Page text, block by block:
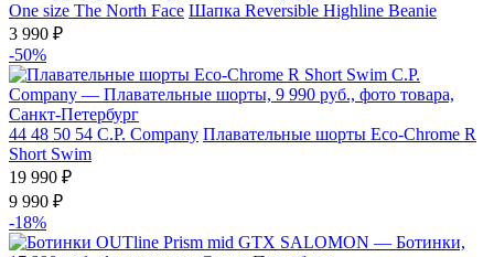
One size The North Face Шапка Reversible Highline Beanie
3 990 ₽
-50%
44 48 50 54 C.P. Company Плавательные шорты Eco-Chrome R
Short Swim
19 990 ₽
9 990 ₽
-18%